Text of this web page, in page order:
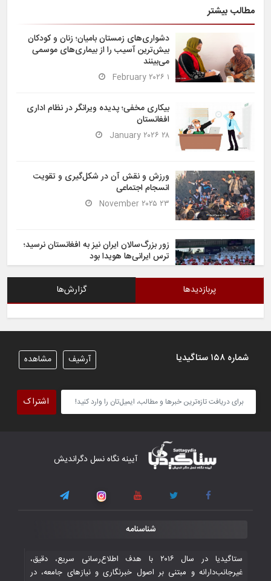
مطالب بیشتر
دشواری‌های زمستان بامیان؛ زنان و کودکان
بیش‌ترین آسیب را از بیماری‌های موسمی
می‌بینند
۱ February ۲۰۲۶
بیکاری مخفی؛ پدیده ویرانگر در نظام اداری
افغانستان
۲۸ January ۲۰۲۶
ورزش و نقش آن در شکل‌گیری و تقویت
انسجام اجتماعی
۲۳ November ۲۰۲۵
زور بزرگ‌سالان ایران نیز به افغانستان نرسید؛
ترس ایرانی‌ها هویدا بود
پیروزی قاطع در برابر تاجیکستان محکم
برداشت
کار دشوار تیم ملی فوتسال افغانستان در
گروه مرگ بازی‌های همبستگی کشورهای
اسلامی
تاریخی ایران
پربازدیدها گزارش‌ها
شماره ۱۵۸ ستاگیدیا مشاهده آرشیف
اشتراک
آیینه نگاه نسل دگراندیش
شناسنامه
ستاگیدیا در سال ۲۰۱۶ با هدف اطلاع‌رسانی سریع، دقیق،
غیرجانب‌دارانه و مبتنی بر اصول خبرنگاری و نیازهای جامعه، در